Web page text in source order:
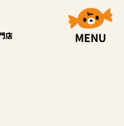
店 MENU